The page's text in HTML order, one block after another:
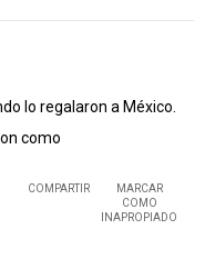
lo regalaron a México.
como
COMPARTIR
MARCAR
COMO
INAPROPIADO